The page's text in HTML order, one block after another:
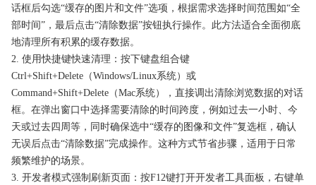
话框后勾选“缓存的图片和文件”选项，根据需求选择时间范围如“全
部时间”，最后点击“清除数据”按钮执行操作。此方法适合全面彻底
地清理所有积累的缓存数据。
2. 使用快捷键快速清理：按下键盘组合键
Ctrl+Shift+Delete（Windows/Linux系统）或
Command+Shift+Delete（Mac系统），直接调出清除浏览数据的对话
框。在弹出窗口中选择需要清除的时间跨度，例如过去一小时、今
天或过去四周等，同时确保选中“缓存的图像和文件”复选框，确认
无误后点击“清除数据”完成操作。这种方式节省步骤，适用于日常
频繁维护的场景。
3. 开发者模式强制刷新页面：按F12键打开开发者工具面板，右键单